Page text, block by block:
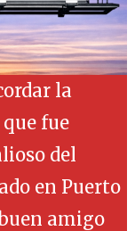
la
fue
del
en Puerto
amigo